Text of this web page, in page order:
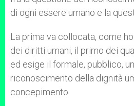
di ogni essere umano e la
La prima va collocata, come
dei diritti umani, il primo dei
ed esige il formale, pubblico,
riconoscimento della dignità
concepimento.